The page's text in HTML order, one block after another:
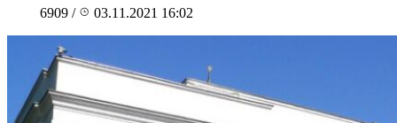
6909 / 03.11.2021 16:02